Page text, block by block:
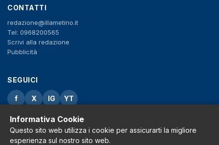
CONTATTI
redazione@illametino.it
Tel: 0968200565
Scrivi alla redazione
Pubblicità
SEGUICI
f X IG YT
Privacy Policy
Cookie Policy
Note legali
Informativa Cookie
Questo sito web utilizza i cookie per assicurarti la migliore
esperienza sul nostro sito web.